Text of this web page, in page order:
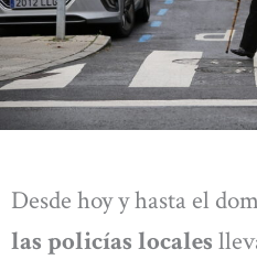
Desde hoy y hasta el
las policías locales